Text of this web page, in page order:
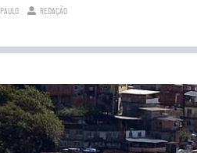
REDAÇÃO